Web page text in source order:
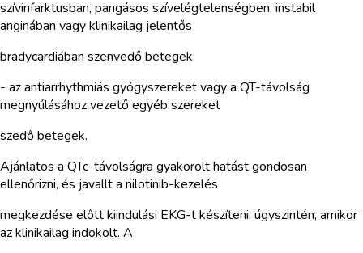
szívinfarktusban, pangásos szívelégtelenségben, instabil
anginában vagy klinikailag jelentős
bradycardiában szenvedő betegek;
- az antiarrhythmiás gyógyszereket vagy a QT-távolság
megnyúlásához vezető egyéb szereket
szedő betegek.
Ajánlatos a QTc-távolságra gyakorolt hatást gondosan
ellenőrizni, és javallt a nilotinib-kezelés
megkezdése előtt kiindulási EKG-t készíteni, úgyszintén, amikor
az klinikailag indokolt. A